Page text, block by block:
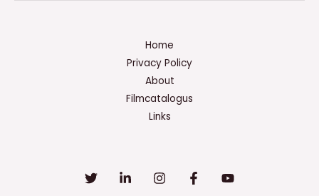
Home
Privacy Policy
About
Filmcatalogus
Links